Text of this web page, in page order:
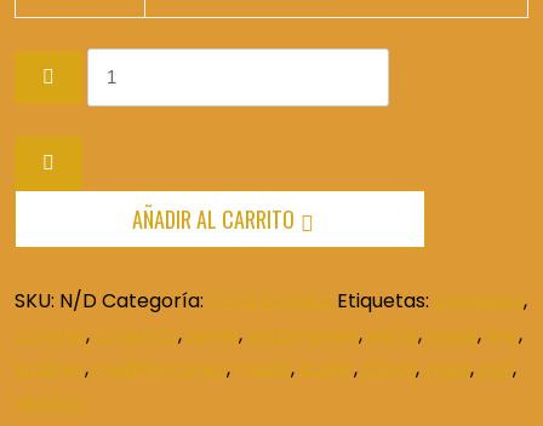
Pantalón
Lino
AÑADIR AL CARRITO
SKU: N/DCategoría: PANTALONES Etiquetas: camiseta,
colores, conjunto, denia, estampado, estilo, javea, lino,
lunares, mediterraneo, moda, mujer, playa, ropa, top,
verano